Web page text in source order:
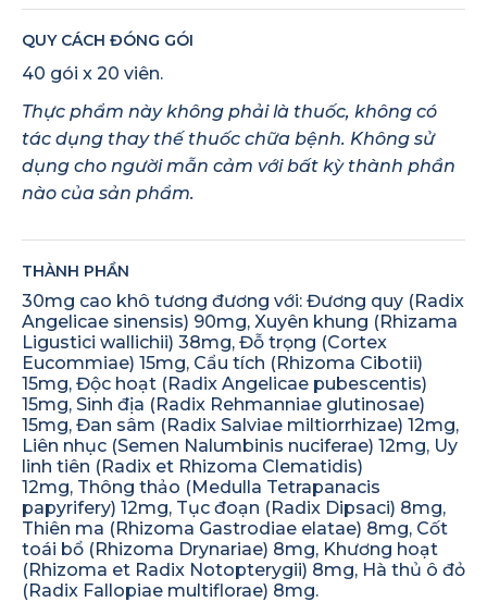
QUY CÁCH ĐÓNG GÓI
40 gói x 20 viên.
Thực phẩm này không phải là thuốc, không có
tác dụng thay thế thuốc chữa bệnh. Không sử
dụng cho người mẫn cảm với bất kỳ thành phần
nào của sản phẩm.
THÀNH PHẦN
30mg cao khô tương đương với: Đương quy (Radix
Angelicae sinensis) 90mg, Xuyên khung (Rhizama
Ligustici wallichii) 38mg, Đỗ trọng (Cortex
Eucommiae) 15mg, Cẩu tích (Rhizoma Cibotii)
15mg, Độc hoạt (Radix Angelicae pubescentis)
15mg, Sinh địa (Radix Rehmanniae glutinosae)
15mg, Đan sâm (Radix Salviae miltiorrhizae) 12mg,
Liên nhục (Semen Nalumbinis nuciferae) 12mg, Uy
linh tiên (Radix et Rhizoma Clematidis)
12mg, Thông thảo (Medulla Tetrapanacis
papyrifery) 12mg, Tục đoạn (Radix Dipsaci) 8mg,
Thiên ma (Rhizoma Gastrodiae elatae) 8mg, Cốt
toái bổ (Rhizoma Drynariae) 8mg, Khương hoạt
(Rhizoma et Radix Notopterygii) 8mg, Hà thủ ô đỏ
(Radix Fallopiae multiflorae) 8mg.